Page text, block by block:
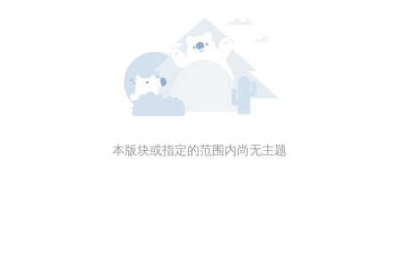
本版块或指定的范围内尚无主题